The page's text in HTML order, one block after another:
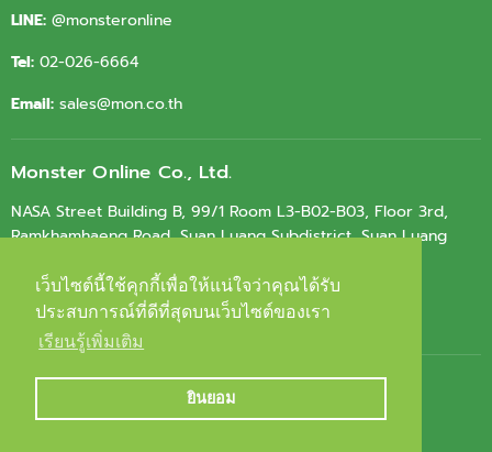
เว็บไซต์นี้ใช้คุกกี้เพื่อให้แน่ใจว่าคุณได้รับ
ประสบการณ์ที่ดีที่สุดบนเว็บไซต์ของเรา
เรียนรู้เพิ่มเติม
ยินยอม
เว็บไซต์นี้ใช้คุกกี้เพื่อให้แน่ใจว่าคุณได้รับ
ประสบการณ์ที่ดีที่สุดบนเว็บไซต์ของเรา
เรียนรู้เพิ่มเติม
ยินยอม
LINE: @monsteronline
Tel: 02-026-6664
Email: sales@mon.co.th
Monster Online Co., Ltd.
NASA Street Building B, 99/1 Room L3-B02-B03, Floor 3rd,
Ramkhamhaeng Road, Suan Luang Subdistrict, Suan Luang
Tax ID.
0105564010603